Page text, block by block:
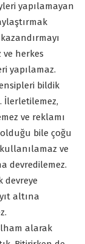
yapılamayan
herkes
yapılamaz.
bildik
İlerletilemez,
ve reklamı
bile çoğu
ve
devredilemez.
devreye
altına
alarak